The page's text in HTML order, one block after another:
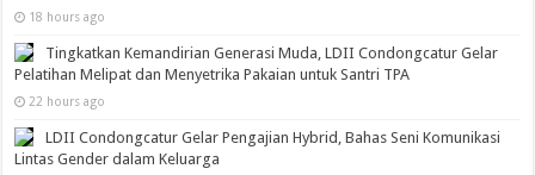
18 hours ago
Tingkatkan Kemandirian Generasi Muda, LDII Condongcatur Gelar
Pelatihan Melipat dan Menyetrika Pakaian untuk Santri TPA
22 hours ago
LDII Condongcatur Gelar Pengajian Hybrid, Bahas Seni Komunikasi
Lintas Gender dalam Keluarga